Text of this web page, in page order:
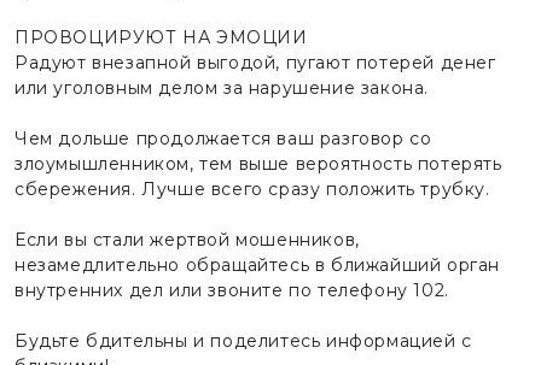
ПРОВОЦИРУЮТ НА ЭМОЦИИ
Радуют внезапной выгодой, пугают потерей денег
или уголовным делом за нарушение закона.
Чем дольше продолжается ваш разговор со
злоумышленником, тем выше вероятность потерять
сбережения. Лучше всего сразу положить трубку.
Если вы стали жертвой мошенников,
незамедлительно обращайтесь в ближайший орган
внутренних дел или звоните по телефону 102.
Будьте бдительны и поделитесь информацией с